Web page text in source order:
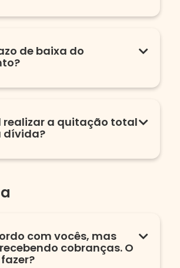
de baixa do
realizar a quitação total
dívida?
com vocês, mas
cobranças. O